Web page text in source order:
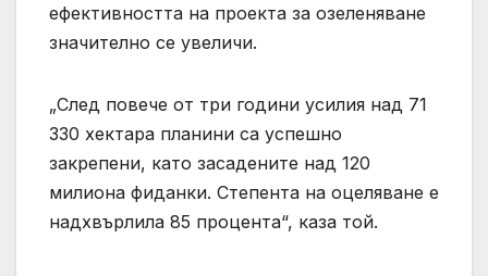
ефективността на проекта за озеленяване
значително се увеличи.
„След повече от три години усилия над 71
330 хектара планини са успешно
закрепени, като засадените над 120
милиона фиданки. Степента на оцеляване е
надхвърлила 85 процента“, каза той.